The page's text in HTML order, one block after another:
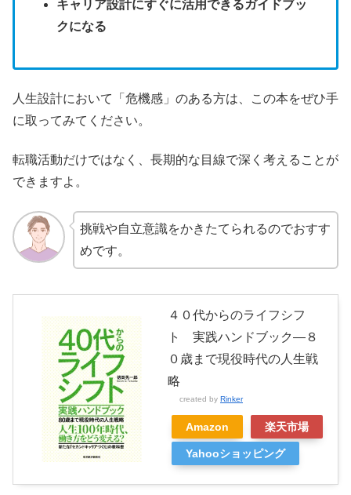
キャリア設計にすぐに活用できるガイドブッ
クになる
人生設計において「危機感」のある方は、この本をぜひ手
に取ってみてください。
転職活動だけではなく、長期的な目線で深く考えることが
できますよ。
挑戦や自立意識をかきたてられるのでおすす
めです。
４０代からのライフシフ
ト 実践ハンドブック―８
０歳まで現役時代の人生戦
略
created by Rinker
Amazon 楽天市場
Yahooショッピング